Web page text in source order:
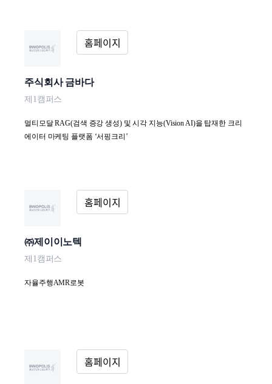
주식회사 금바다
제1캠퍼스
멀티모달 RAG(검색 증강 생성) 및 시각 지능(Vision AI)을 탑재한 크리
에이터 마케팅 플랫폼 ‘서핑크리’
㈜제이이노텍
제1캠퍼스
자율주행AMR로봇